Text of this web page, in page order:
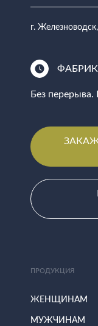
г.
Без
ПРОДУКЦИЯ
ЖЕНЩИНАМ
МУЖЧИНАМ